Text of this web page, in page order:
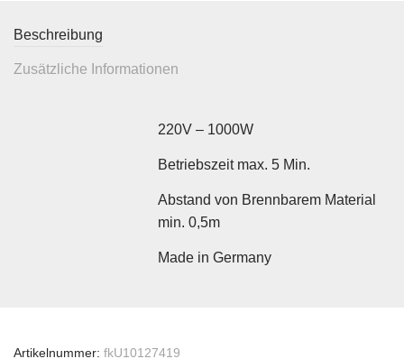
Beschreibung
Zusätzliche Informationen
220V – 1000W
Betriebszeit max. 5 Min.
Abstand von Brennbarem Material
min. 0,5m
Made in Germany
Artikelnummer: fkU10127419